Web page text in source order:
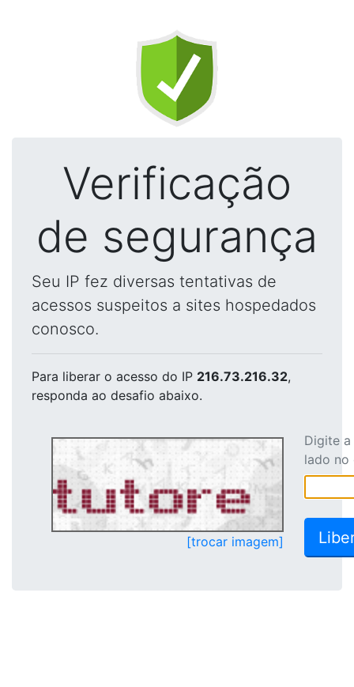
Verificação
de segurança
Seu IP fez diversas tentativas de
acessos suspeitos a sites hospedados
conosco.
Para liberar o acesso do IP 216.73.216.32,
responda ao desafio abaixo.
[trocar imagem]
Digite
lado no